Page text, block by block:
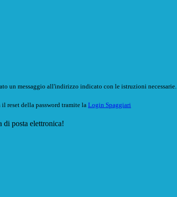
un messaggio all'indirizzo indicato con le istruzioni necessarie.
reset della password tramite la Login Spaggiari
di posta elettronica!